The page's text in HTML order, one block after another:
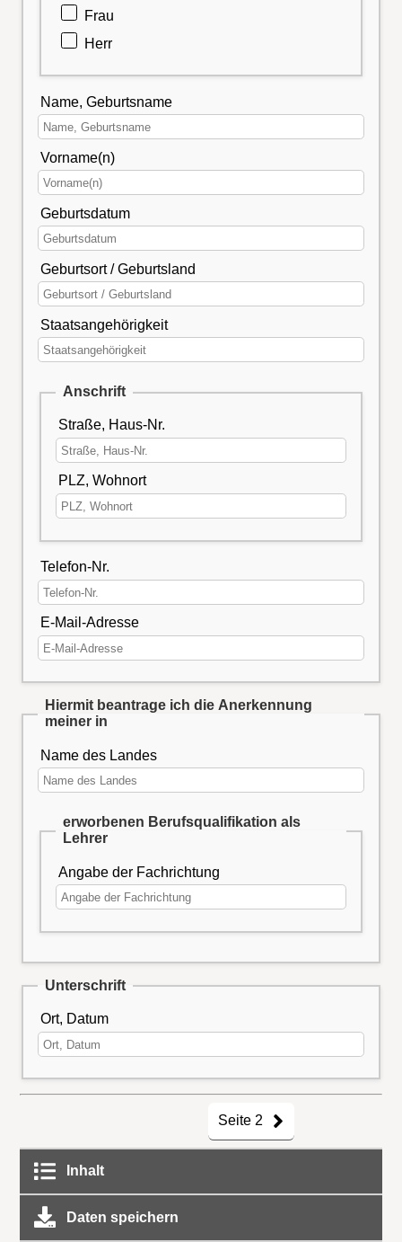
Frau
Herr
Name, Geburtsname
Vorname(n)
Geburtsdatum
Geburtsort / Geburtsland
Staatsangehörigkeit
Anschrift
Straße, Haus-Nr.
PLZ, Wohnort
Telefon-Nr.
E-Mail-Adresse
Hiermit beantrage ich die Anerkennung
meiner in
Name des Landes
erworbenen Berufsqualifikation als
Lehrer
Angabe der Fachrichtung
Unterschrift
Ort, Datum
Seite 2
Inhalt
Daten speichern